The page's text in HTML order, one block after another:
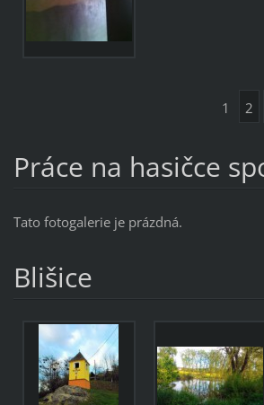
1 2
Práce na hasičce
Tato fotogalerie je prázdná.
Blišice